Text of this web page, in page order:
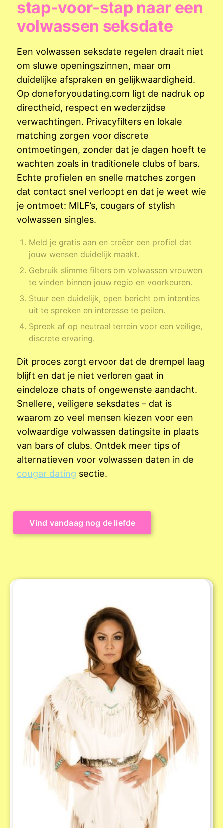
stap-voor-stap naar een
volwassen seksdate
Een volwassen seksdate regelen draait niet
om sluwe openingszinnen, maar om
duidelijke afspraken en gelijkwaardigheid.
Op doneforyoudating.com ligt de nadruk op
directheid, respect en wederzijdse
verwachtingen. Privacyfilters en lokale
matching zorgen voor discrete
ontmoetingen, zonder dat je dagen hoeft te
wachten zoals in traditionele clubs of bars.
Echte profielen en snelle matches zorgen
dat contact snel verloopt en dat je weet wie
je ontmoet: MILF’s, cougars of stylish
volwassen singles.
Meld je gratis aan en creëer een profiel dat
jouw wensen duidelijk maakt.
Gebruik slimme filters om volwassen vrouwen
te vinden binnen jouw regio en voorkeuren.
Stuur een duidelijk, open bericht om intenties
uit te spreken en interesse te peilen.
Spreek af op neutraal terrein voor een veilige,
discrete ervaring.
Dit proces zorgt ervoor dat de drempel laag
blijft en dat je niet verloren gaat in
eindeloze chats of ongewenste aandacht.
Snellere, veiligere seksdates – dat is
waarom zo veel mensen kiezen voor een
volwaardige volwassen datingsite in plaats
van bars of clubs. Ontdek meer tips of
alternatieven voor volwassen daten in de
cougar dating sectie.
Vind vandaag nog de liefde